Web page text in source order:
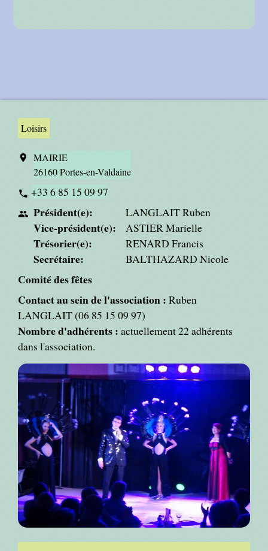
Loisirs
location_on
MAIRIE
26160 Portes-en-Valdaine
phone +33 6 85 15 09 97
people Président(e):
Vice-président(e):
Trésorier(e):
Secrétaire:
LANGLAIT Ruben
ASTIER Marielle
RENARD Francis
BALTHAZARD Nicole
Comité des fêtes
Contact au sein de l'association : Ruben
LANGLAIT (06 85 15 09 97)
Nombre d'adhérents : actuellement 22 adhérents
dans l'association.